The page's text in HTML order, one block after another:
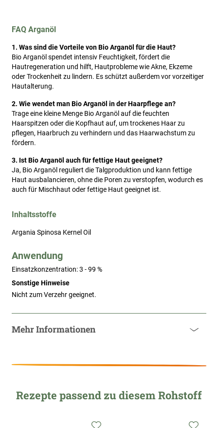
FAQ Arganöl
1. Was sind die Vorteile von Bio Arganöl für die Haut?
Bio Arganöl spendet intensiv Feuchtigkeit, fördert die
Hautregeneration und hilft, Hautprobleme wie Akne, Ekzeme
oder Trockenheit zu lindern. Es schützt außerdem vor vorzeitiger
Hautalterung.
2. Wie wendet man Bio Arganöl in der Haarpflege an?
Trage eine kleine Menge Bio Arganöl auf die feuchten
Haarspitzen oder die Kopfhaut auf, um trockenes Haar zu
pflegen, Haarbruch zu verhindern und das Haarwachstum zu
fördern.
3. Ist Bio Arganöl auch für fettige Haut geeignet?
Ja, Bio Arganöl reguliert die Talgproduktion und kann fettige
Haut ausbalancieren, ohne die Poren zu verstopfen, wodurch es
auch für Mischhaut oder fettige Haut geeignet ist.
Inhaltsstoffe
Argania Spinosa Kernel Oil
Anwendung
Einsatzkonzentration: 3 - 99 %
Sonstige Hinweise
Nicht zum Verzehr geeignet.
Mehr Informationen
Rezepte passend zu diesem Rohstoff